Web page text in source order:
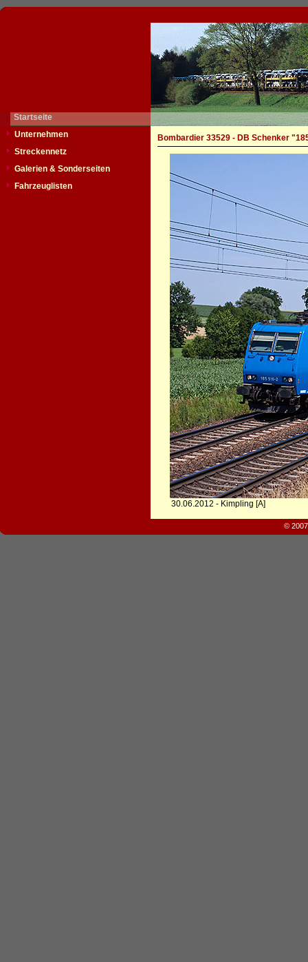
Startseite
Unternehmen
Streckennetz
Galerien & Sonderseiten
Fahrzeuglisten
Bombardier 33529 - DB Schenker
30.06.2012 - Kimpling [A]
©